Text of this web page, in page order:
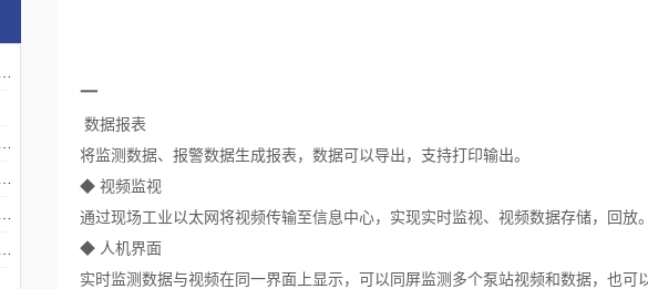
一
数据报表
将监测数据、报警数据生成报表，数据可以导出，支持打印输出。
◆ 视频监视
通过现场工业以太网将视频传输至信息中心，实现实时监视、视频数据存储，回放
◆ 人机界面
实时监测数据与视频在同一界面上显示，可以同屏监测多个泵站视频和数据，也可